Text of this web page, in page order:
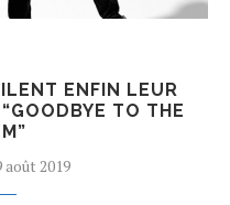
ENFIN LEUR
TO THE
août 2019